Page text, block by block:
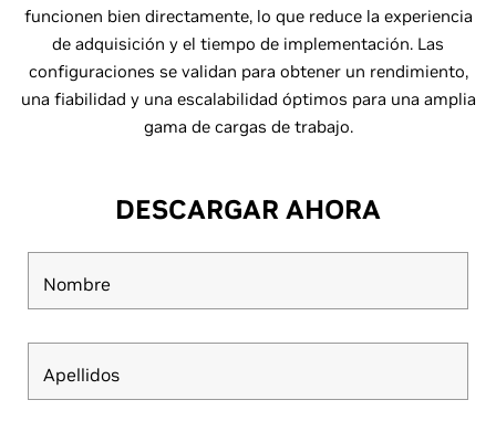
funcionen bien directamente, lo que reduce la experiencia
de adquisición y el tiempo de implementación. Las
configuraciones se validan para obtener un rendimiento,
una fiabilidad y una escalabilidad óptimos para una amplia
gama de cargas de trabajo.
DESCARGAR AHORA
Nombre
Apellidos